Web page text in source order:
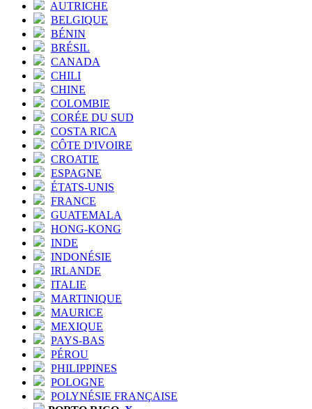
AUTRICHE
BELGIQUE
BÉNIN
BRÉSIL
CANADA
CHILI
CHINE
COLOMBIE
CORÉE DU SUD
COSTA RICA
CÔTE D'IVOIRE
CROATIE
ESPAGNE
ÉTATS-UNIS
FRANCE
GUATEMALA
HONG-KONG
INDE
INDONÉSIE
IRLANDE
ITALIE
MARTINIQUE
MAURICE
MEXIQUE
PAYS-BAS
PÉROU
PHILIPPINES
POLOGNE
POLYNÉSIE FRANÇAISE